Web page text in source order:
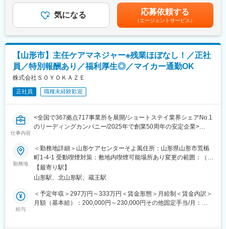
・5年目以降：計画作成担当やケアマネージャーなど、専門職とし
て活動の場が広がる
■1日のスケジュール（例）
8：00 事業所へ出勤、訪問先の確認と準備
9：00 A様宅 デイサービスの送り出し
10：30 B様宅 掃除・洗濯
12：00 お昼休憩（事業所内でも外でもOK）
13：30 C様宅 入浴介助
15：00 D様宅 排泄介助・掃除
※最初は必ず先輩が同行します！
■当社について
年齢や経験は問わず興味を持っていただいた方とは全員と面接を
させていただいております。会社説明会を随時開催しております
ので、お気軽にご参加ください♪
【業務内容】
同社のフィールドエンジニアとして主力製品である「全自動調剤
分包機」や「リアルタイム薬品管理装置」といった調剤IoT機器の
【業務詳細】
（1）メンテナンス契約を締結していただいているお客様に定期的
に伺って機械の状態を確認調整する業務
（2）メンテナンス契約の有無に関わらず全ての機械トラブルに対
する緊急対応
（3）新しい機械を導入する際の導入設置作業
（4）メンテナンスに関する書類作成（保守契約更新、修理履歴・
機器状態報告書など）
【ポジションの魅力】
全く無い方でも立ち上りが可能となっております。
・業界トップクラスのIoT製品や医療システムに触れる事が可能で
す。また、製品知識だけでなくメンテナンススキルも習得可能な
ため市場価値向上が可能です。
登用となり、業界トップクラスシェアを誇る優良企業の正社員と
して安定就業が可能です。（登用率98%、試験ノルマなし）
＞※給与詳細は、年齢・スキルを考慮し決定します。■昇給：年1
回■賞与：年2回年収420万円／30歳 経験5年年収500万円／32歳
経験7年賃金はあくまでも目安の金額であり、選考を通じて上下す
る可能性があります。月給(月額)は固定手当を含めた表記です。
気になる 応募依頼する
（エージェントサービス）
【山形市】主任ケアマネジャー※残業ほぼなし！／正社
員／特別報酬あり／福利厚生◎／マイカー通勤OK
株式会社ＳＯＹＯＫＡＺＥ
正社員 職種未経験歓迎
仕事内容
<全国で367拠点717事業所を展開/ショートステイ業界シェアNo.1
のリーディングカンパニー/2025年で創業50周年の安定企業>
■業務内容：
・ケアプラン作成
・ご家族・関係機関との連絡調整
・行政対応（運営指導や監査対応）
・職員育成・マネジメントなど
主任ケアマネとしての業務を担当。複数ケースを把握しながら、
勤務地
＜勤務地詳細＞山形ケアセンターそよ風住所：山形県山形市荒楯
町1-4-1 受動喫煙対策：敷地内喫煙可能場所あり変更の範囲：（雇
入れ直後）募集施設 （変更の範囲）近隣都道府県の施設
【最寄り駅】
山形駅、北山形駅、蔵王駅
給与
＜予定年収＞297万円～333万円＜賃金形態＞月給制＜賃金内訳＞
月額（基本給）：200,000円～230,000円その他固定手当/月：